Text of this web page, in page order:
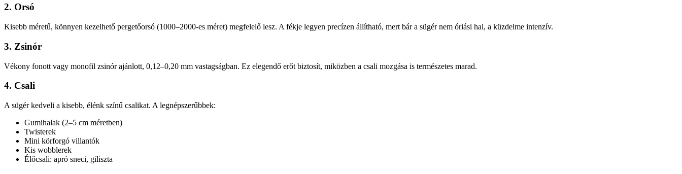
2. Orsó
Kisebb méretű, könnyen kezelhető pergetőorsó (1000–2000-es méret) megfelelő lesz. A fékje legyen precízen állítható, mert bár a sügér nem óriási hal, a küzdelme intenzív.
3. Zsinór
Vékony fonott vagy monofil zsinór ajánlott, 0,12–0,20 mm vastagságban. Ez elegendő erőt biztosít, miközben a csali mozgása is természetes marad.
4. Csali
A sügér kedveli a kisebb, élénk színű csalikat. A legnépszerűbbek:
Gumihalak (2–5 cm méretben)
Twisterek
Mini körforgó villantók
Kis wobblerek
Élőcsali: apró sneci, giliszta